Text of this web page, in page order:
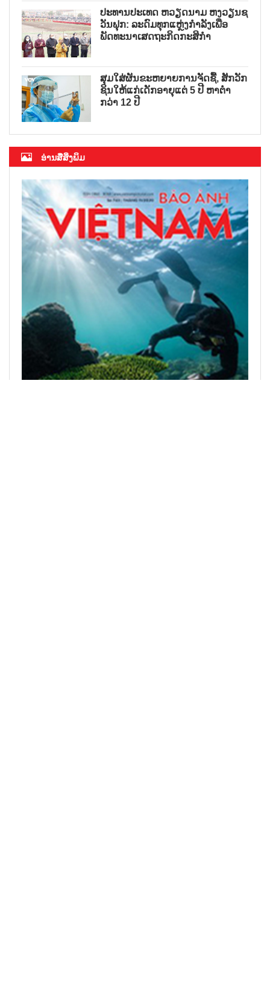
ປະທານປະເທດ ຫວຽດນາມ ຫງວຽນຊ
ວັນຟຸກ: ລະດົມທຸກແຫຼ່ງກຳລັງເພື່ອ
ພັດທະນາເສດຖະກິດກະສິກຳ
ສຸມໃສ່ຜັນຂະຫຍາຍການຈັດຊື້, ສັກວັກ
ຊິນໃຫ້ແກ່ເດັກອາຍຸແຕ່ 5 ປີ ຫາຕ່ຳ
ກວ່າ 12 ປີ
ອ່ານສື່ສິ່ງພິມ